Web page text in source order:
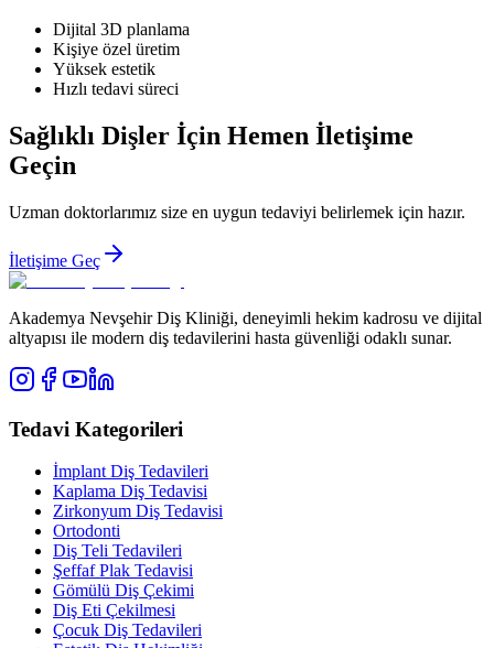
Dijital 3D planlama
Kişiye özel üretim
Yüksek estetik
Hızlı tedavi süreci
Sağlıklı Dişler İçin Hemen İletişime
Geçin
Uzman doktorlarımız size en uygun tedaviyi belirlemek için hazır.
İletişime Geç
Akademya Nevşehir Diş Kliniği, deneyimli hekim kadrosu ve dijital
altyapısı ile modern diş tedavilerini hasta güvenliği odaklı sunar.
Tedavi Kategorileri
İmplant Diş Tedavileri
Kaplama Diş Tedavisi
Zirkonyum Diş Tedavisi
Ortodonti
Diş Teli Tedavileri
Şeffaf Plak Tedavisi
Gömülü Diş Çekimi
Diş Eti Çekilmesi
Çocuk Diş Tedavileri